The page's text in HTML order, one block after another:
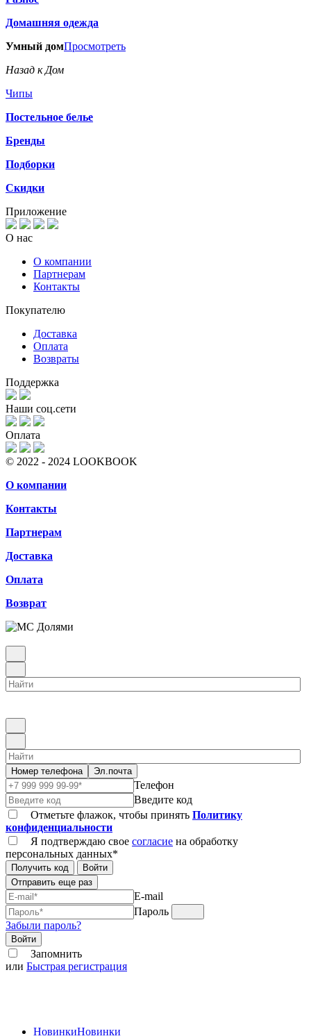
Домашняя одежда
Умный домПросмотреть
Назад к Дом
Чипы
Постельное белье
Бренды
Подборки
Скидки
Приложение
О нас
О компании
Партнерам
Контакты
Покупателю
Доставка
Оплата
Возвраты
Поддержка
Наши соц.сети
Оплата
© 2022 - 2024 LOOKBOOK
О компании
Контакты
Партнерам
Доставка
Оплата
Возврат
Номер телефона Эл.почта
Телефон
Введите код
Отметьте флажок, чтобы принять Политику
конфиденциальности
Я подтверждаю свое согласие на обработку
персональных данных*
Получить код
Войти
Отправить еще раз
E-mail
Пароль
Забыли пароль?
Войти
Запомнить
или Быстрая регистрация
НовинкиНовинки